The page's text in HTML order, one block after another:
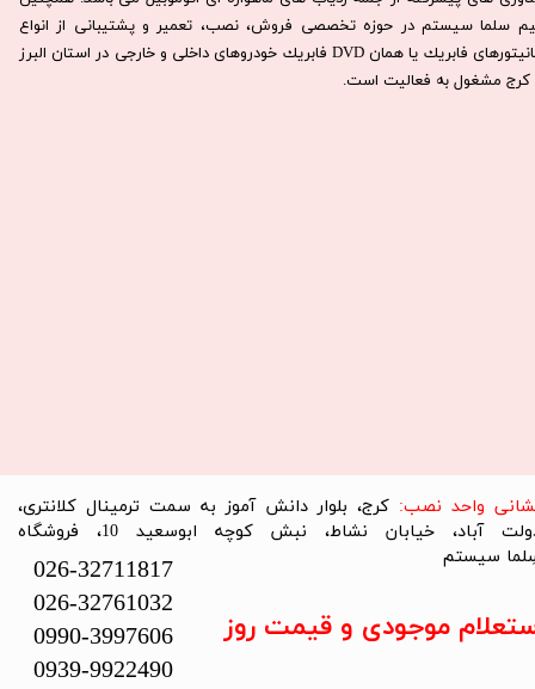
سلما سيستم در حوزه تخصصی فروش، نصب، تعمير و پشتيبانی از انواع
مانيتورهای فابريك يا همان DVD فابريك خودروهای داخلی و خارجی در استان البرز
كرج مشغول به فعاليت است.​​​​​​​
واحد نصب: کرج، بلوار دانش آموز به سمت ترمینال کلانتری،
دولت آباد، خیابان نشاط، نبش کوچه ابوسعید 10، فروشگاه
سیستم​​​​​​​
026-32711817
026-32761032
0990-3997606
0939-9922490
موجودی و قیمت روز